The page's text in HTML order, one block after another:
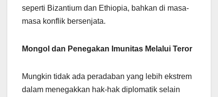
seperti Bizantium dan Ethiopia, bahkan di masa-
masa konflik bersenjata.
Mongol dan Penegakan Imunitas Melalui Teror
Mungkin tidak ada peradaban yang lebih ekstrem
dalam menegakkan hak-hak diplomatik selain